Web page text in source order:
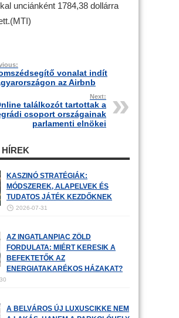
unciánként 1784,38 dollárra
vonalat indít
az Airbnb
Next:
találkozót tartottak a
csoport országainak
parlamenti elnökei
KASZINÓ STRATÉGIÁK:
MÓDSZEREK, ALAPELVEK ÉS
TUDATOS JÁTÉK KEZDŐKNEK
2026-07-31
AZ INGATLANPIAC ZÖLD
FORDULATA: MIÉRT KERESIK A
BEFEKTETŐK AZ
ENERGIATAKARÉKOS HÁZAKAT?
A BELVÁROS ÚJ LUXUSCIKKE NEM